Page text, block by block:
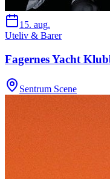
15. aug.
Uteliv & Barer
Fagernes Yacht
Sentrum Scene